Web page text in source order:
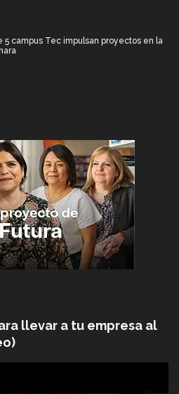
5 campus Tec impulsan proyectos en la
llevar a tu empresa al